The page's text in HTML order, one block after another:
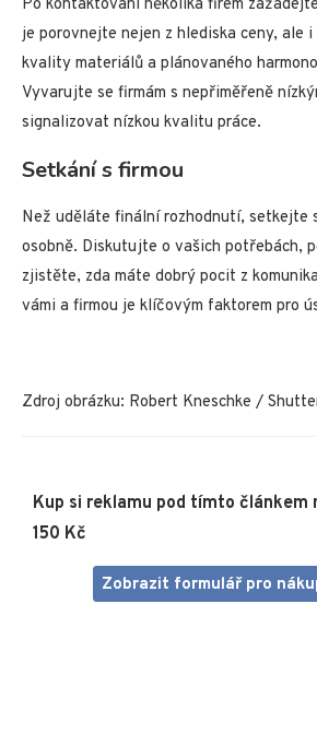
Po kontaktování několika firem
je porovnejte nejen z hlediska ceny, ale
kvality materiálů a plánovaného
Vyvarujte se firmám s nepřiměřeně
signalizovat nízkou kvalitu práce.
Setkání s firmou
Než uděláte finální rozhodnutí, setkejte
osobně. Diskutujte o vašich potřebách,
zjistěte, zda máte dobrý pocit z
vámi a firmou je klíčovým faktorem pro
Zdroj obrázku: Robert Kneschke /
Kup si reklamu pod tímto článkem
150 Kč
Zobrazit formulář pro